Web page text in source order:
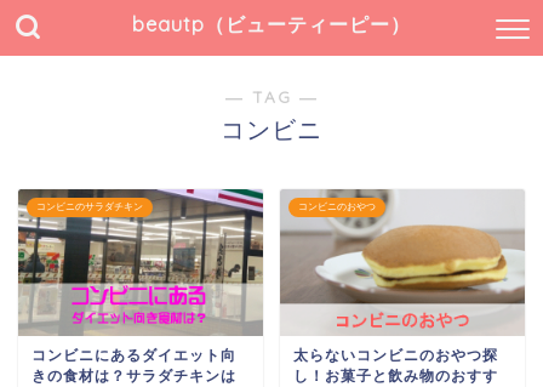
beautp（ビューティーピー）
― TAG ―
コンビニ
コンビニのサラダチキン
コンビニにあるダイエット向
きの食材は？サラダチキンは
コンビニのおやつ
太らないコンビニのおやつ探
し！お菓子と飲み物のおすす